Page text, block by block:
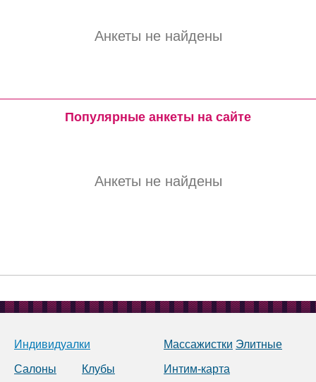
Анкеты не найдены
Популярные анкеты на сайте
Анкеты не найдены
Индивидуалки
Салоны Клубы
Массажистки Элитные
Интим-карта